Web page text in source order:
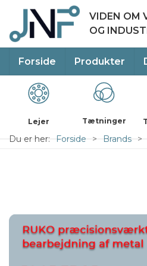
VIDEN OM
OG
Forside Produkter
Lejer Tætninger
Du er her: Forside Brands